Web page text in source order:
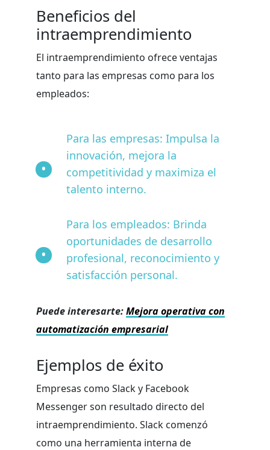
Beneficios del
intraemprendimiento
El intraemprendimiento ofrece ventajas
tanto para las empresas como para los
empleados:
Para las empresas: Impulsa la
innovación, mejora la
competitividad y maximiza el
talento interno.
Para los empleados: Brinda
oportunidades de desarrollo
profesional, reconocimiento y
satisfacción personal.
Puede interesarte:Mejora operativa con
automatización empresarial
Ejemplos de éxito
Empresas como Slack y Facebook
Messenger son resultado directo del
intraemprendimiento. Slack comenzó
como una herramienta interna de